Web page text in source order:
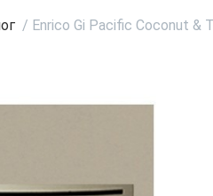
/ Enrico Gi Pacific Coconut &